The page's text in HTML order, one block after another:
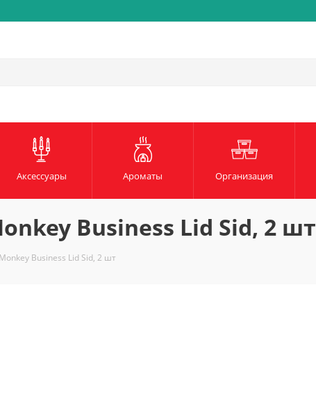
Аксессуары Ароматы Организация
Business Lid Sid, 2 шт
Business Lid Sid, 2 шт